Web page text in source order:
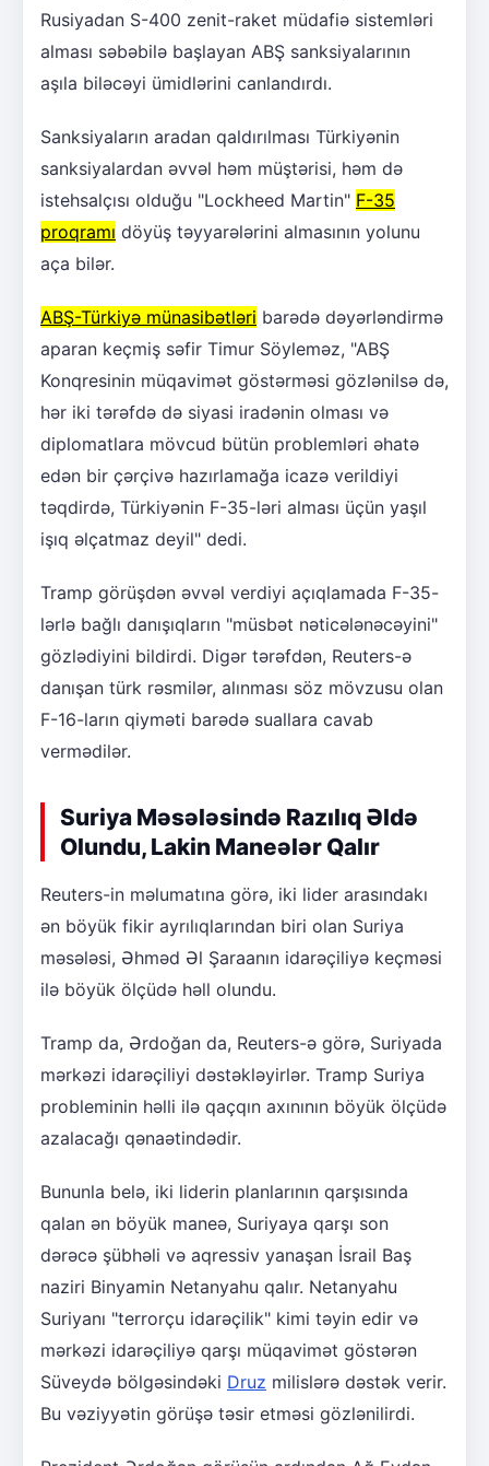
Rusiyadan S-400 zenit-raket müdafiə sistemləri
alması səbəbilə başlayan ABŞ sanksiyalarının
aşıla biləcəyi ümidlərini canlandırdı.
Sanksiyaların aradan qaldırılması Türkiyənin
sanksiyalardan əvvəl həm müştərisi, həm də
istehsalçısı olduğu "Lockheed Martin" F-35
proqramı döyüş təyyarələrini almasının yolunu
aça bilər.
ABŞ-Türkiyə münasibətləri barədə dəyərləndirmə
aparan keçmiş səfir Timur Söyleməz, "ABŞ
Konqresinin müqavimət göstərməsi gözlənilsə də,
hər iki tərəfdə də siyasi iradənin olması və
diplomatlara mövcud bütün problemləri əhatə
edən bir çərçivə hazırlamağa icazə verildiyi
təqdirdə, Türkiyənin F-35-ləri alması üçün yaşıl
işıq əlçatmaz deyil" dedi.
Tramp görüşdən əvvəl verdiyi açıqlamada F-35-
lərlə bağlı danışıqların "müsbət nəticələnəcəyini"
gözlədiyini bildirdi. Digər tərəfdən, Reuters-ə
danışan türk rəsmilər, alınması söz mövzusu olan
F-16-ların qiyməti barədə suallara cavab
vermədilər.
Suriya Məsələsində Razılıq Əldə
Olundu, Lakin Maneələr Qalır
Reuters-in məlumatına görə, iki lider arasındakı
ən böyük fikir ayrılıqlarından biri olan Suriya
məsələsi, Əhməd Əl Şaraanın idarəçiliyə keçməsi
ilə böyük ölçüdə həll olundu.
Tramp da, Ərdoğan da, Reuters-ə görə, Suriyada
mərkəzi idarəçiliyi dəstəkləyirlər. Tramp Suriya
probleminin həlli ilə qaçqın axınının böyük ölçüdə
azalacağı qənaətindədir.
Bununla belə, iki liderin planlarının qarşısında
qalan ən böyük maneə, Suriyaya qarşı son
dərəcə şübhəli və aqressiv yanaşan İsrail Baş
naziri Binyamin Netanyahu qalır. Netanyahu
Suriyanı "terrorçu idarəçilik" kimi təyin edir və
mərkəzi idarəçiliyə qarşı müqavimət göstərən
Süveydə bölgəsindəki Druz milislərə dəstək verir.
Bu vəziyyətin görüşə təsir etməsi gözlənilirdi.